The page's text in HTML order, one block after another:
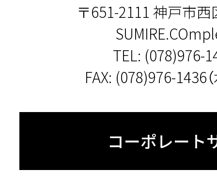
〒651-2111 神戸市
TEL: (078)976-
FAX: (078)976-1436
コーポレート